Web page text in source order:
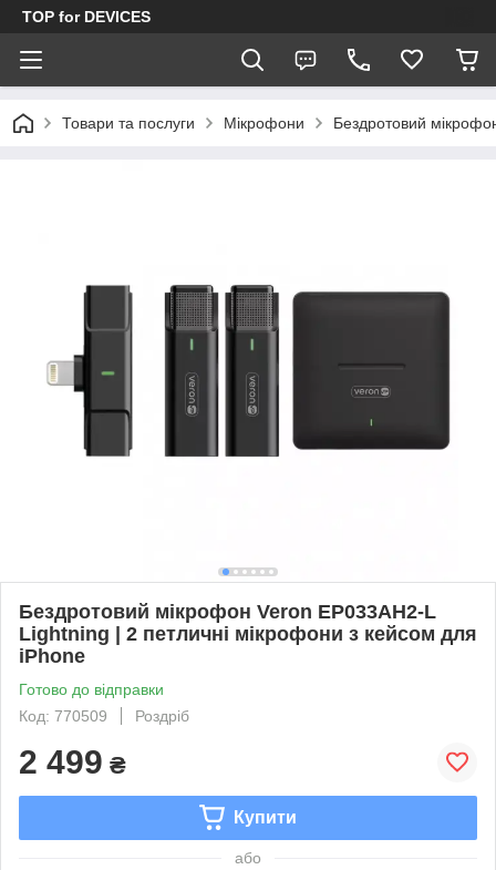
TOP for DEVICES
Товари та послуги Мікрофони Бездротовий
Бездротовий мікрофон Veron EP033AH2-L
Lightning | 2 петличні мікрофони з кейсом для
iPhone
Готово до відправки
Код: 770509
Роздріб
2 499 ₴
Купити
або